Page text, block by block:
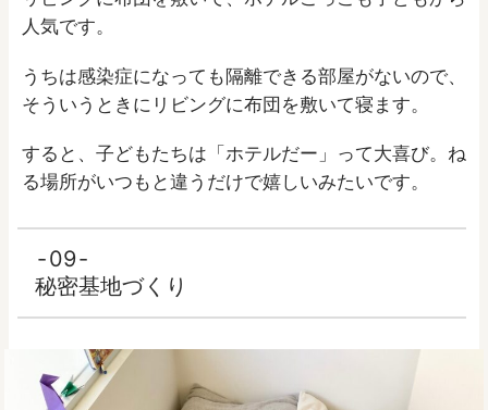
人気です。
うちは感染症になっても隔離できる部屋がないので、
そういうときにリビングに布団を敷いて寝ます。
すると、子どもたちは「ホテルだー」って大喜び。ね
る場所がいつもと違うだけで嬉しいみたいです。
09
秘密基地づくり